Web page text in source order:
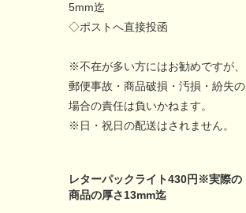
5mm迄
◇ポストへ直接投函
※不在が多い方にはお勧めですが、
郵便事故・商品破損・汚損・紛失の
場合の責任は負いかねます。
※日・祝日の配送はされません。
レターパックライト430円※実際の
商品の厚さ13mm迄